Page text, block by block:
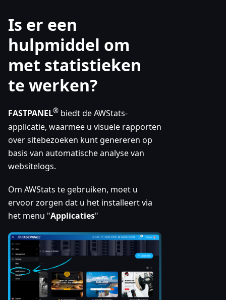
Is er een
hulpmiddel om
met statistieken
te werken?
FASTPANEL® biedt de AWStats-
applicatie, waarmee u visuele rapporten
over sitebezoeken kunt genereren op
basis van automatische analyse van
websitelogs.
Om AWStats te gebruiken, moet u
ervoor zorgen dat u het installeert via
het menu "Applicaties"